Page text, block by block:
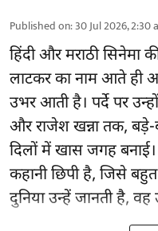
Published on:30 Jul 2026, 2:30
हिंदी और मराठी सिनेमा
लाटकर का नाम आते ही
उभर आती है। पर्दे पर
और राजेश खन्ना तक, बड़े-
दिलों में खास जगह
कहानी छिपी है, जिसे
दुनिया उन्हें जानती है,